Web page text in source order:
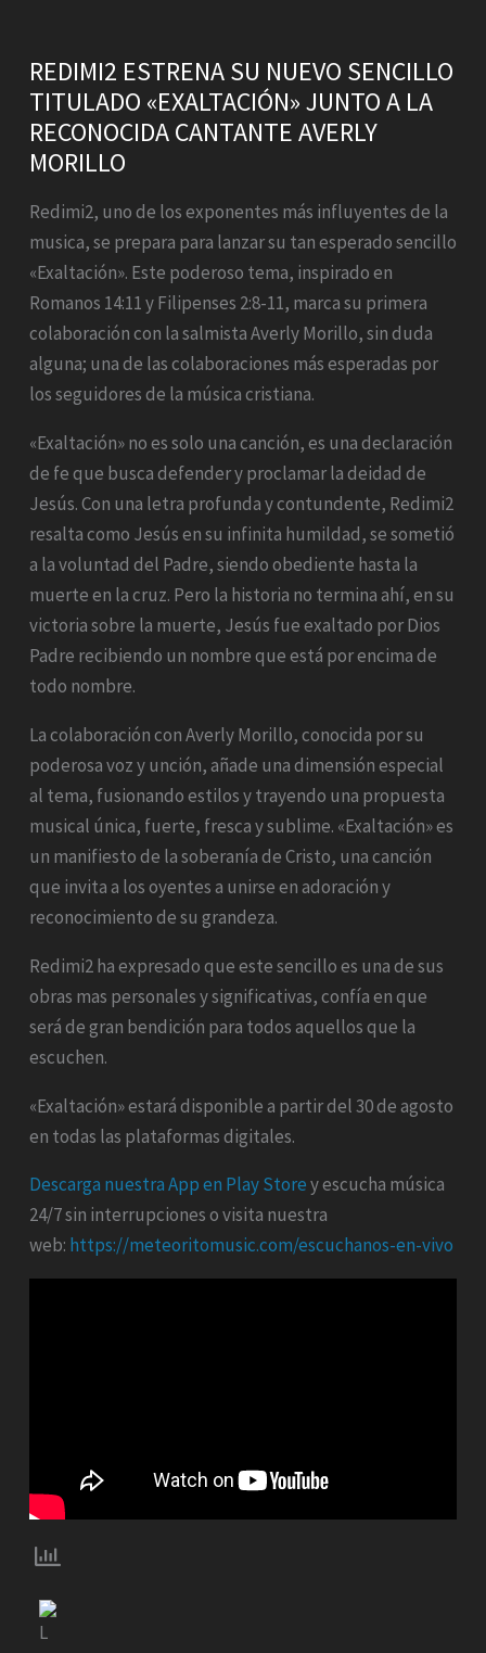
REDIMI2 ESTRENA SU NUEVO SENCILLO
TITULADO «EXALTACIÓN» JUNTO A LA
RECONOCIDA CANTANTE AVERLY
MORILLO
Redimi2, uno de los exponentes más influyentes de la
musica, se prepara para lanzar su tan esperado sencillo
«Exaltación». Este poderoso tema, inspirado en
Romanos 14:11 y Filipenses 2:8-11, marca su primera
colaboración con la salmista Averly Morillo, sin duda
alguna; una de las colaboraciones más esperadas por
los seguidores de la música cristiana.
«Exaltación» no es solo una canción, es una declaración
de fe que busca defender y proclamar la deidad de
Jesús. Con una letra profunda y contundente, Redimi2
resalta como Jesús en su infinita humildad, se sometió
a la voluntad del Padre, siendo obediente hasta la
muerte en la cruz. Pero la historia no termina ahí, en su
victoria sobre la muerte, Jesús fue exaltado por Dios
Padre recibiendo un nombre que está por encima de
todo nombre.
La colaboración con Averly Morillo, conocida por su
poderosa voz y unción, añade una dimensión especial
al tema, fusionando estilos y trayendo una propuesta
musical única, fuerte, fresca y sublime. «Exaltación» es
un manifiesto de la soberanía de Cristo, una canción
que invita a los oyentes a unirse en adoración y
reconocimiento de su grandeza.
Redimi2 ha expresado que este sencillo es una de sus
obras mas personales y significativas, confía en que
será de gran bendición para todos aquellos que la
escuchen.
«Exaltación» estará disponible a partir del 30 de agosto
en todas las plataformas digitales.
Descarga nuestra App en Play Storey escucha música
24/7 sin interrupciones o visita nuestra
web: https://meteoritomusic.com/escuchanos-en-vivo